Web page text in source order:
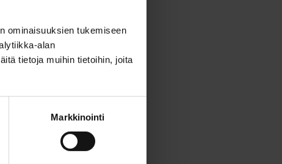
ominaisuuksien tukemiseen
alan
tietoja muihin tietoihin, joita
Markkinointi
ovat